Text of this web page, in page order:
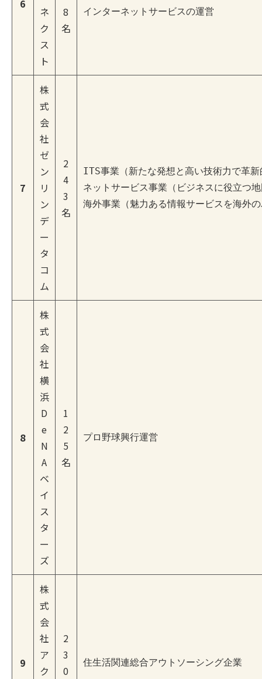
6
ネ
ク
ス
ト
8
名
インターネットサービスの運営
7
株
式
会
社
ゼ
ン
リ
ン
デ
ー
タ
コ
ム
2
4
3
名
ITS事業（新たな発想と高い技術力で革
ネットサービス事業（ビジネスに役立つ
海外事業（魅力ある情報サービスを海外
8
株
式
会
社
横
浜
D
e
N
A
ベ
イ
ス
タ
ー
ズ
1
2
5
名
プロ野球興行運営
9
株
式
会
社
ア
ク
2
3
0
住生活関連総合アウトソーシング企業